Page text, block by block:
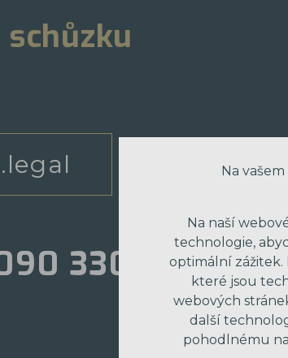
330
Na
Na naší
technologie,
optimální zážitek.
které jsou
webových
další
pohodlnému